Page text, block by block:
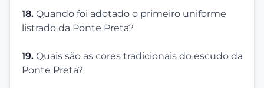
18. Quando foi adotado o primeiro uniforme
listrado da Ponte Preta?
19. Quais são as cores tradicionais do escudo da
Ponte Preta?